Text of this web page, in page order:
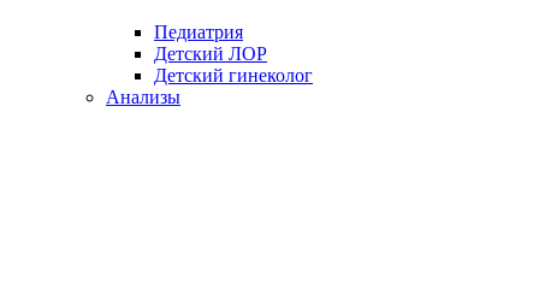
Педиатрия
Детский ЛОР
Детский гинеколог
Анализы